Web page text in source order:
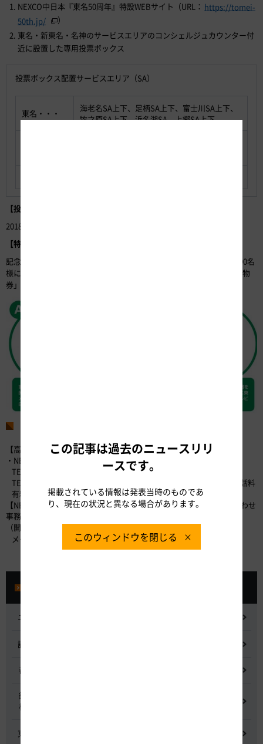
NEXCO中日本『東名50周年』特設WEBサイト（URL： https://tomei-
50th.jp/
）
東名・新東名・名神のサービスエリアのコンシェルジュカウンター付
近に設置した専用投票ボックス
投票ボックス配置サービスエリア（SA）
東名・・・
海老名SA上下、足柄SA上下、富士川SA上下、
牧之原SA上下、浜名湖SA、上郷SA上下
【投票期間】
2018年4月25日（水）～2018年6月1日（金）
【特典】
記念ロゴに決定したデザイン案に投票いただいた方の中から抽選で500名
様に、サービスエリア・パーキングエリアで使える「ハイウェイお買物
券」500円分をプレゼントします。
【高速道路に関するお問い合わせ】
・NEXCO中日本お客さまセンター（24時間365日対応）
TEL：0120-922-229（フリーダイヤル）
TEL：052-223-0333（フリーダイヤルが利用できないお客さま／通話料
有料）
【NEXCO中日本 東名高速道路全線開通50周年 記念ロゴ投票お問い合わせ
事務局】
（開設期間 2018年4月25日（水）～8月31日（金）17:00）
メールアドレス：info@tomei-50th.jp
ニュースリリース
記者会見
都市間高速道路料金割引検討会
鋼少数主桁橋の床版下面吹付コンクリートはく離・落下事象調査
検討委員会
東名高速道路宇利トンネル照明灯具落下事象調査検討会
この記事は過去のニュースリリ
ースです。
掲載されている情報は発表当時のものであ
り、現在の状況と異なる場合があります。
このウィンドウを閉じる